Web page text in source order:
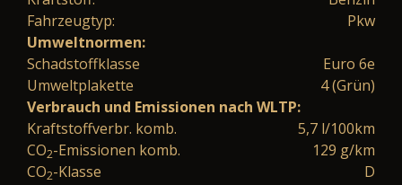
Fahrzeugtyp:
Pkw
Umweltnormen:
Schadstoffklasse
Euro 6e
Umweltplakette
4 (Grün)
Verbrauch und Emissionen nach WLTP:
Kraftstoffverbr. komb.
5,7 l/100km
CO2-Emissionen komb.
129 g/km
CO2-Klasse D